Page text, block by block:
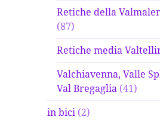
Retiche della
(87)
Retiche media
Valchiavenna, Valle
Val Bregaglia (41)
in bici (2)